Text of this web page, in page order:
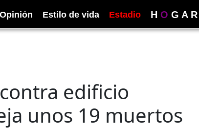
Opinión Estilo de vida Estadio H O G A R
edificio
unos 19 muertos